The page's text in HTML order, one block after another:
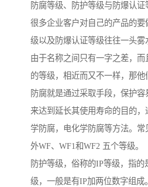
防腐等级、防护等级与防爆认证
很多企业客户对自己的产品的
级以及防爆认证等级往往一头雾
由于名称之间只有一字之差，
的等级，相近而又不一样，那他
防腐就是通过采取手段，保护容
来达到延长其使用寿命的目的
学防腐，电化学防腐等方法。常
外WF、WF1和WF2 五个等级。
防护等级，俗称的IP等级，指
级，一般是有IP加两位数字组成。